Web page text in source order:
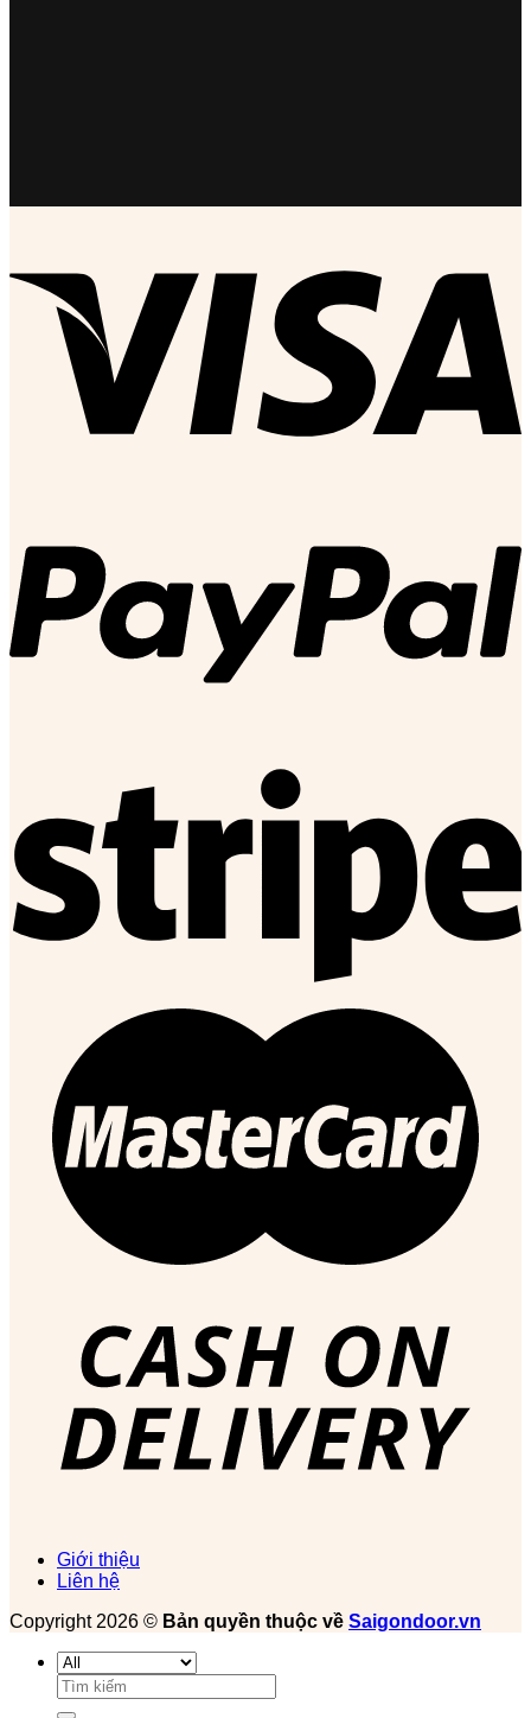
Giới thiệu
Liên hệ
Copyright 2026 © Bản quyền thuộc về Saigondoor.vn
Tìm
kiếm: